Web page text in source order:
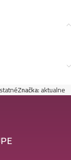
Značka:aktualne